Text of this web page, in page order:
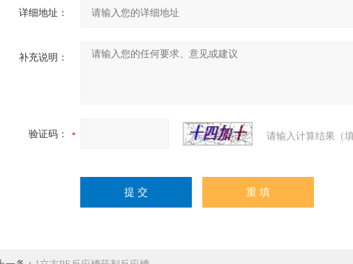
详细地址：
补充说明：
验证码： 请输入计算结果（